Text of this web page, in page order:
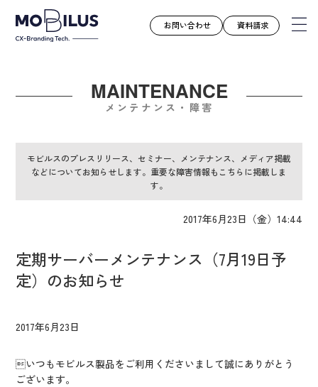
モビルスとは
導入事例
ユースケース
お知らせ
お役立ち資料
会社案内
IR情報
お問い合わせ 資料請求
MAINTENANCE
メンテナンス・障害
モビルスのプレスリリース、セミナー、メンテナンス、メディア掲載
などについてお知らせします。重要な障害情報もこちらに掲載しま
す。
2017年6月23日（金）14:44
定期サーバーメンテナンス（7月19日予
定）のお知らせ
2017年6月23日
いつもモビルス製品をご利用くださいまして誠にありがとう
ございます。